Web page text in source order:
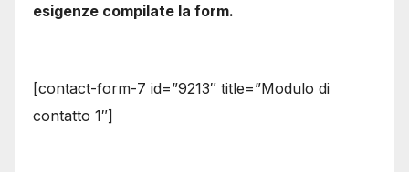
esigenze compilate la form.
[contact-form-7 id=”9213″ title=”Modulo di
contatto 1″]